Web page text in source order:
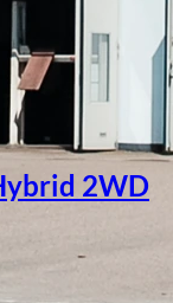
2WD